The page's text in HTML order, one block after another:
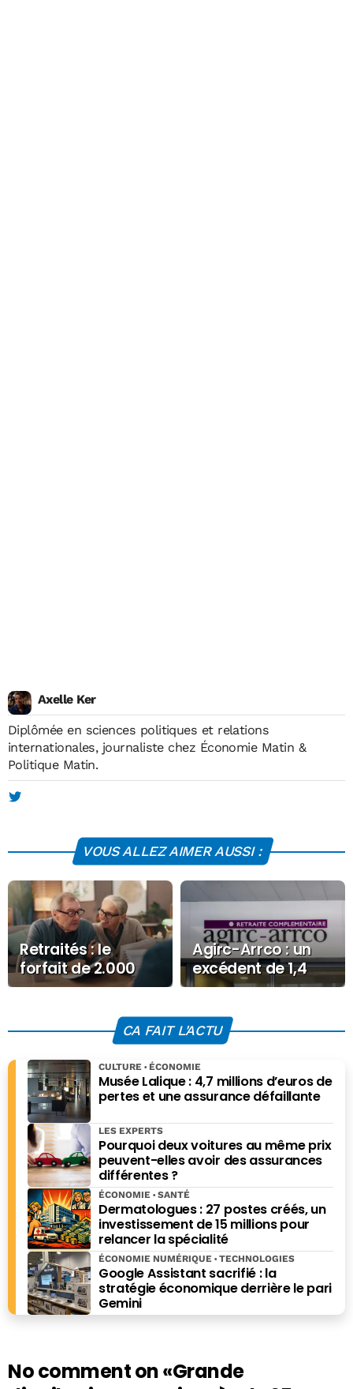
Axelle Ker
Diplômée en sciences politiques et relations
internationales, journaliste chez Économie Matin &
Politique Matin.
VOUS ALLEZ AIMER AUSSI :
Retraités : le
forfait de 2.000
euros abandonné,
tranché
Agirc-Arrco : un
excédent de 1,4
milliard d’euros
CA FAIT L'ACTU
Musée Lalique : 4,7 millions d’euros de
pertes et une assurance défaillante
CULTURE ÉCONOMIE
Pourquoi deux voitures au même prix
peuvent-elles avoir des assurances
différentes ?
LES EXPERTS
Dermatologues : 27 postes créés, un
investissement de 15 millions pour
relancer la spécialité
ÉCONOMIE SANTÉ
Google Assistant sacrifié : la
stratégie économique derrière le pari
Gemini
ÉCONOMIE NUMÉRIQUE TECHNOLOGIES
No comment on«Grande